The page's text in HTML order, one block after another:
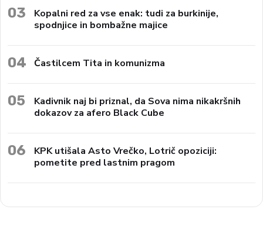
03
Kopalni red za vse enak: tudi za burkinije,
spodnjice in bombažne majice
04 Častilcem Tita in komunizma
05
Kadivnik naj bi priznal, da Sova nima nikakršnih
dokazov za afero Black Cube
06
KPK utišala Asto Vrečko, Lotrič opoziciji:
pometite pred lastnim pragom